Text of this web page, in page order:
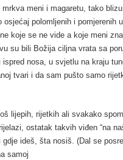
meni i magaretu, tako
polomljenih i pomjerenih
koje se ne vide a koje meni
su bili Božija ciljna vrata sa
nosa, u svjetlu na kraju
tvari i da sam pušto samo
lijepih, rijetkih ali svakako
ostatak takvih viđen “na
ideš, šta nosiš. (Dal se
samoj